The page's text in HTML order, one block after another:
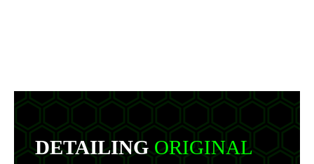
DETAILING ORIGINAL